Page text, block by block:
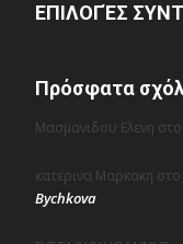
ΕΠΙΛΟΓΈΣ
Πρόσφατα
Μασμανιδου Ελενη στο
κατερινα Μαρκακη στο
Bychkova